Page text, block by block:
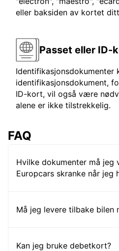
eller baksiden av kortet
Passet eller ID-
Identifikasjonsdokumenter
identifikasjonsdokument,
ID-kort, vil også være
alene er ikke tilstrekkelig.
FAQ
Hvilke dokumenter må jeg
Europcars skranke når jeg
Må jeg levere tilbake bilen
Kan jeg bruke debetkort?